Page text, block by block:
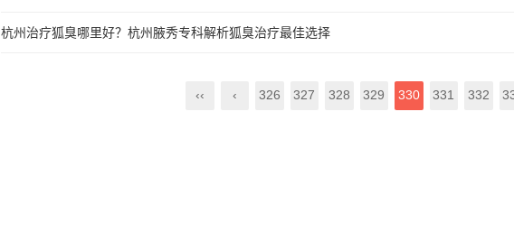
杭州治疗狐臭哪里好？杭州腋秀专科解析狐臭治疗最佳选择
‹‹ ‹ 326 327 328 329 330 331 332